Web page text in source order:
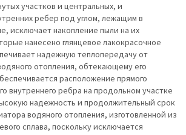
участков и центральных, и
ребер под углом, лежащим в
исключает накопление пыли на их
нанесено глянцевое лакокрасочное
надежную теплопередачу от
отопления, обтекающему его
расположение прямого
внутреннего ребра на продольном участке
надежность и продолжительный срок
водяного отопления, изготовленной из
сплава, поскольку исключается